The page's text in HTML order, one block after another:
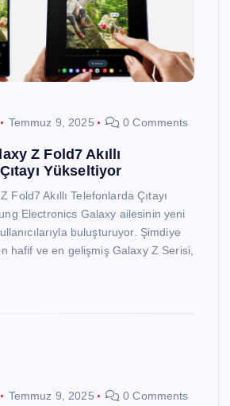
Temmuz 9, 2025 0 Comments
Z Fold7 Akıllı
Yükseltiyor
Fold7 Akıllı Telefonlarda Çıtayı
Electronics Galaxy ailesinin yeni
buluşturuyor. Şimdiye
hafif ve en gelişmiş Galaxy Z Serisi,
Temmuz 9, 2025 0 Comments